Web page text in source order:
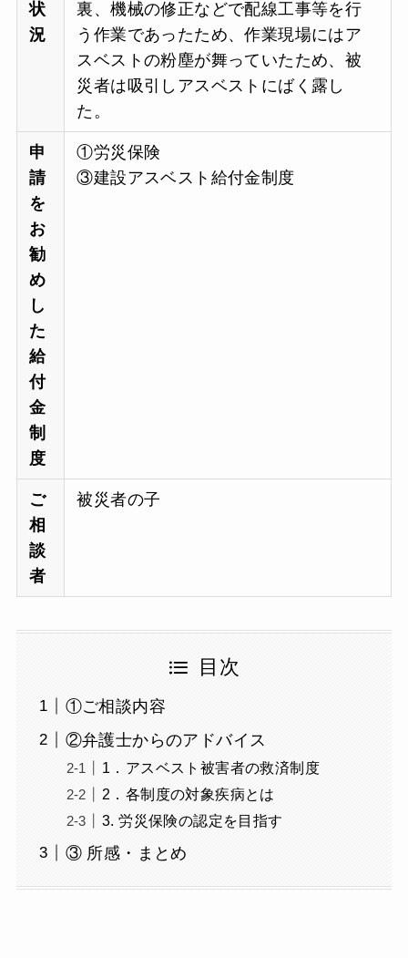
状
況
裏、機械の修正などで配線工事等を行
う作業であったため、作業現場にはア
スベストの粉塵が舞っていたため、被
災者は吸引しアスベストにばく露し
た。
申
請
を
お
勧
め
し
た
給
付
金
制
度
①労災保険
③建設アスベスト給付金制度
ご
相
談
者
被災者の子
目次
①ご相談内容
②弁護士からのアドバイス
1．アスベスト被害者の救済制度
2．各制度の対象疾病とは
3. 労災保険の認定を目指す
③ 所感・まとめ